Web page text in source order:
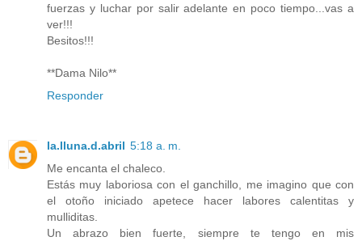
fuerzas y luchar por salir adelante en poco tiempo...vas a
ver!!!
Besitos!!!
**Dama Nilo**
Responder
la.lluna.d.abril 5:18 a. m.
Me encanta el chaleco.
Estás muy laboriosa con el ganchillo, me imagino que con
el otoño iniciado apetece hacer labores calentitas y
mulliditas.
Un abrazo bien fuerte, siempre te tengo en mis